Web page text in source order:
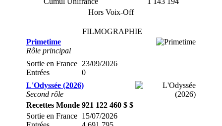
Hors Voix-Off
FILMOGRAPHIE
Primetime
Rôle principal
Sortie en France
Entrées
23/09/2026
0
L'Odyssée (2026)
Second rôle
Recettes Monde 921 122 460 $ $
Sortie en France 15/07/2026